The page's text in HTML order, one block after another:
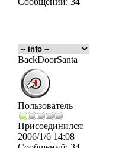
BackDoorSanta
Пользователь
Присоединился:
2006/1/6 14:08